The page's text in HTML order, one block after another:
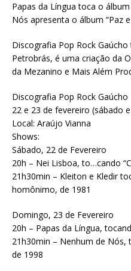
Papas da Língua toca o
Nós apresenta o álbum “Paz
Discografia Pop Rock
Petrobrás, é uma criação da
da Mezanino e Mais Além
Discografia Pop Rock Gaúcho
22 e 23 de fevereiro (sábado
Local: Araújo Vianna
Shows:
Sábado, 22 de Fevereiro
20h – Nei Lisboa, to…cando
21h30min – Kleiton e Kledir
homônimo, de 1981
Domingo, 23 de Fevereiro
20h – Papas da Língua,
21h30min – Nenhum de Nós,
de 1998